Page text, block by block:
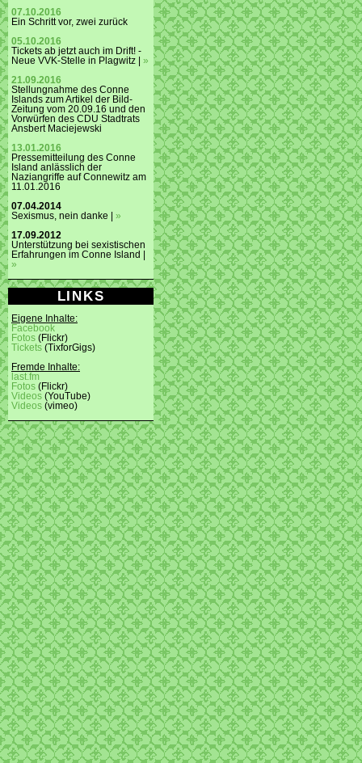
07.10.2016
Ein Schritt vor, zwei zurück
05.10.2016
Tickets ab jetzt auch im Drift! -
Neue VVK-Stelle in Plagwitz | »
21.09.2016
Stellungnahme des Conne
Islands zum Artikel der Bild-
Zeitung vom 20.09.16 und den
Vorwürfen des CDU Stadtrats
Ansbert Maciejewski
13.01.2016
Pressemitteilung des Conne
Island anlässlich der
Naziangriffe auf Connewitz am
11.01.2016
07.04.2014
Sexismus, nein danke | »
17.09.2012
Unterstützung bei sexistischen
Erfahrungen im Conne Island |
»
LINKS
Eigene Inhalte:
Facebook
Fotos (Flickr)
Tickets (TixforGigs)
Fremde Inhalte:
last.fm
Fotos (Flickr)
Videos (YouTube)
Videos (vimeo)